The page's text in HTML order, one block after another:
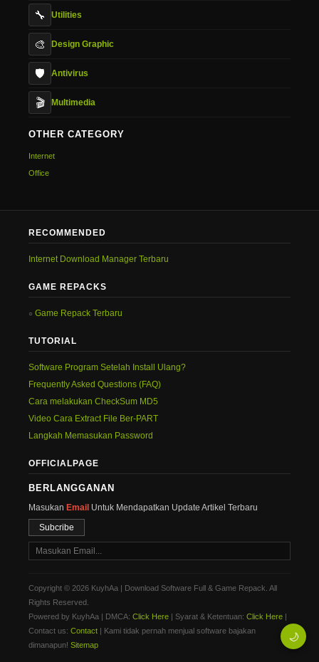
🔧 Utilities
🎨 Design Graphic
🛡️ Antivirus
🎬 Multimedia
OTHER CATEGORY
Internet
Office
RECOMMENDED
Internet Download Manager Terbaru
GAME REPACKS
Game Repack Terbaru
TUTORIAL
Software Program Setelah Install Ulang?
Frequently Asked Questions (FAQ)
Cara melakukan CheckSum MD5
Video Cara Extract File Ber-PART
Langkah Memasukan Password
OFFICIALPAGE
BERLANGGANAN
Masukan Email Untuk Mendapatkan Update Artikel Terbaru
Subcribe
Copyright © 2026 KuyhAa | Download Software Full & Game Repack. All
Rights Reserved.
Powered by KuyhAa | DMCA: Click Here | Syarat & Ketentuan: Click Here |
Contact us: Contact | Kami tidak pernah menjual software bajakan
dimanapun! Sitemap
🌙